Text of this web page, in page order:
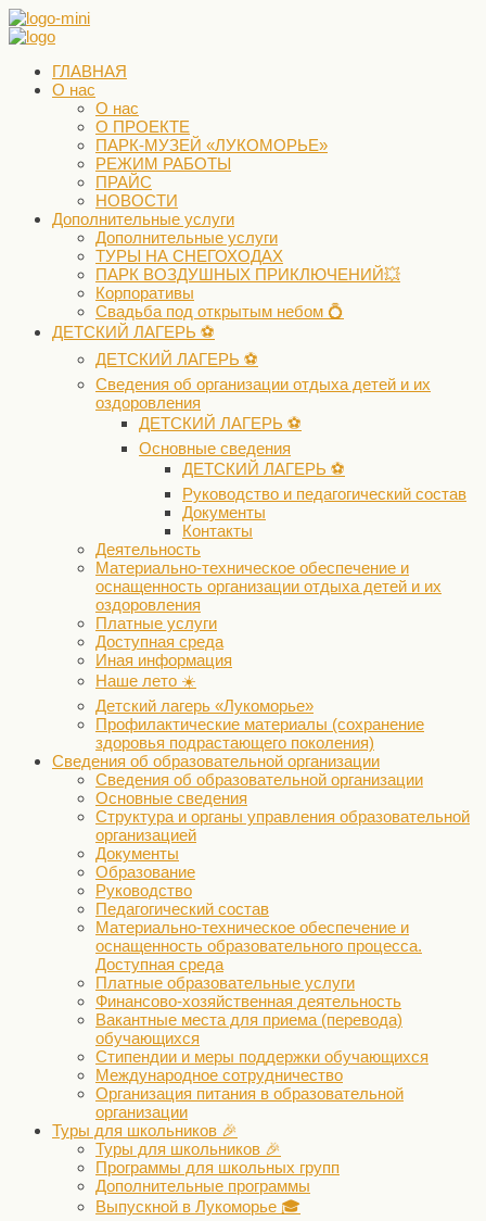
ГЛАВНАЯ
О нас
О нас
О ПРОЕКТЕ
ПАРК-МУЗЕЙ «ЛУКОМОРЬЕ»
РЕЖИМ РАБОТЫ
ПРАЙС
НОВОСТИ
Дополнительные услуги
Дополнительные услуги
ТУРЫ НА СНЕГОХОДАХ
ПАРК ВОЗДУШНЫХ ПРИКЛЮЧЕНИЙ💥
Корпоративы
Свадьба под открытым небом 💍
ДЕТСКИЙ ЛАГЕРЬ ⚽️
ДЕТСКИЙ ЛАГЕРЬ ⚽️
Сведения об организации отдыха детей и их
оздоровления
ДЕТСКИЙ ЛАГЕРЬ ⚽️
Основные сведения
ДЕТСКИЙ ЛАГЕРЬ ⚽️
Руководство и педагогический состав
Документы
Контакты
Деятельность
Материально-техническое обеспечение и
оснащенность организации отдыха детей и их
оздоровления
Платные услуги
Доступная среда
Иная информация
Наше лето ☀️
Детский лагерь «Лукоморье»
Профилактические материалы (сохранение
здоровья подрастающего поколения)
Сведения об образовательной организации
Сведения об образовательной организации
Основные сведения
Структура и органы управления образовательной
организацией
Документы
Образование
Руководство
Педагогический состав
Материально-техническое обеспечение и
оснащенность образовательного процесса.
Доступная среда
Платные образовательные услуги
Финансово-хозяйственная деятельность
Вакантные места для приема (перевода)
обучающихся
Стипендии и меры поддержки обучающихся
Международное сотрудничество
Организация питания в образовательной
организации
Туры для школьников 🎉
Туры для школьников 🎉
Программы для школьных групп
Дополнительные программы
Выпускной в Лукоморье 🎓